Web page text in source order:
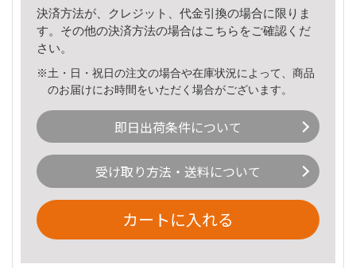
決済方法が、クレジット、代金引換の場合に限りま
す。その他の決済方法の場合はこちら をご確認くだ
さい。
※土・日・祝日の注文の場合や在庫状況によって、商品
のお届けにお時間をいただく場合がございます。
即日出荷条件について
受け取り方法・送料について
カートに入れる